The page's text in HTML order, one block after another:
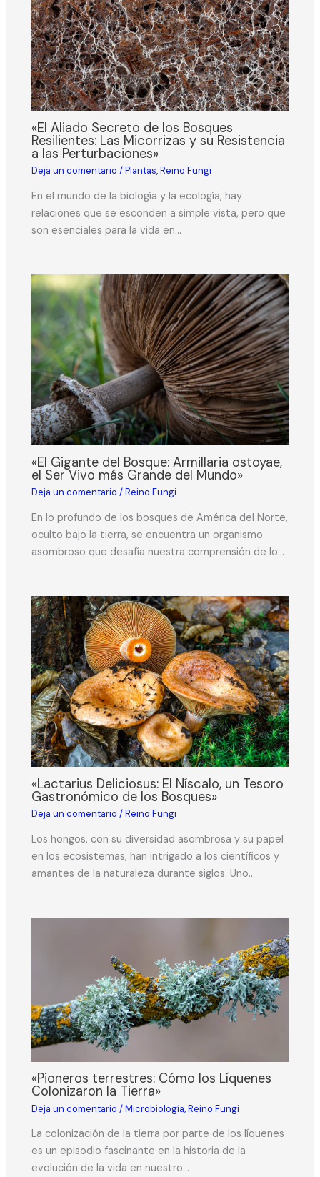
«El Aliado Secreto de los Bosques
Resilientes: Las Micorrizas y su Resistencia
a las Perturbaciones»
Deja un comentario /Plantas,Reino Fungi
En el mundo de la biología y la ecología, hay
relaciones que se esconden a simple vista, pero que
son esenciales para la vida en…
«El Gigante del Bosque: Armillaria ostoyae,
el Ser Vivo más Grande del Mundo»
Deja un comentario /Reino Fungi
En lo profundo de los bosques de América del Norte,
oculto bajo la tierra, se encuentra un organismo
asombroso que desafía nuestra comprensión de lo…
«Lactarius Deliciosus: El Níscalo, un Tesoro
Gastronómico de los Bosques»
Deja un comentario /Reino Fungi
Los hongos, con su diversidad asombrosa y su papel
en los ecosistemas, han intrigado a los científicos y
amantes de la naturaleza durante siglos. Uno…
«Pioneros terrestres: Cómo los Líquenes
Colonizaron la Tierra»
Deja un comentario /Microbiología,Reino Fungi
La colonización de la tierra por parte de los líquenes
es un episodio fascinante en la historia de la
evolución de la vida en nuestro…